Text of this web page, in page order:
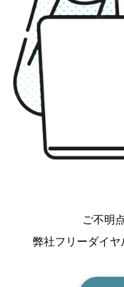
ご不明
弊社フリーダイヤ